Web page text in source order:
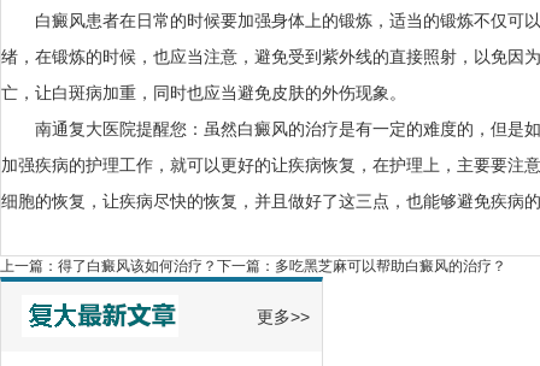
白癜风患者在日常的时候要加强身体上的锻炼，适当的锻炼不仅可
绪，在锻炼的时候，也应当注意，避免受到紫外线的直接照射，以免因
亡，让白斑病加重，同时也应当避免皮肤的外伤现象。
南通复大医院提醒您：虽然白癜风的治疗是有一定的难度的，但是
加强疾病的护理工作，就可以更好的让疾病恢复，在护理上，主要要注
细胞的恢复，让疾病尽快的恢复，并且做好了这三点，也能够避免疾病
上一篇： 得了白癜风该如何治疗？ 下一篇： 多吃黑芝麻可以帮助白癜风的治疗？
更多>>